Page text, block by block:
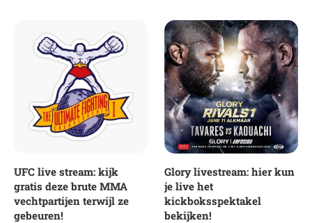
UFC live stream: kijk
gratis deze brute MMA
vechtpartijen terwijl ze
gebeuren!
Glory livestream: hier kun
je live het
kickboksspektakel
bekijken!